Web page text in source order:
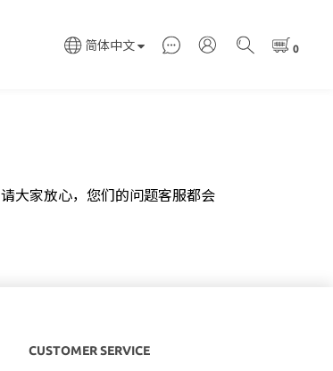
简体中文
请大家放心，您们的问题客服都会
CUSTOMER SERVICE